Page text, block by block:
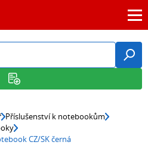
Příslušenství k notebookům
CZ/SK černá